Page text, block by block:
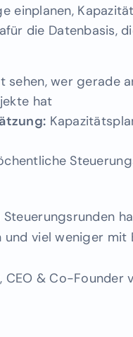
einplanen,
die Datenbasis,
sehen, wer gerade
hat
viel weniger mit
, CEO & Co-Founder